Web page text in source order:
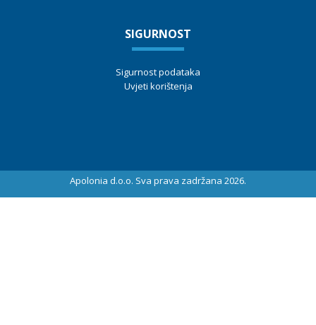
SIGURNOST
Sigurnost podataka
Uvjeti korištenja
Apolonia d.o.o. Sva prava zadržana 2026.